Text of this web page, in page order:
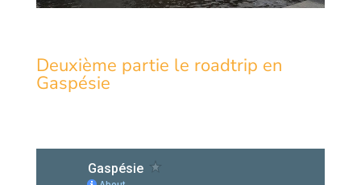
Deuxième partie le roadtrip en
Gaspésie